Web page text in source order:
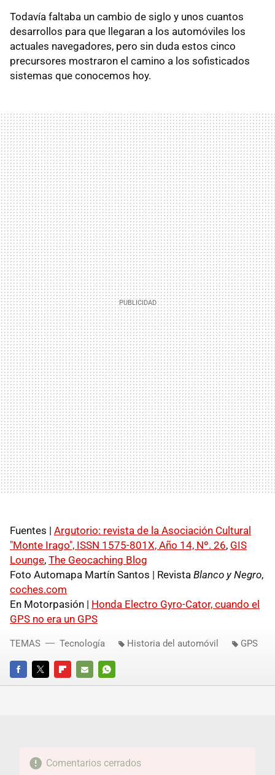
Todavía faltaba un cambio de siglo y unos cuantos
desarrollos para que llegaran a los automóviles los
actuales navegadores, pero sin duda estos cinco
precursores mostraron el camino a los sofisticados
sistemas que conocemos hoy.
Fuentes | Argutorio: revista de la Asociación Cultural
"Monte Irago", ISSN 1575-801X, Año 14, Nº. 26, GIS
Lounge, The Geocaching Blog
Foto Automapa Martín Santos | Revista Blanco y Negro,
coches.com
En Motorpasión | Honda Electro Gyro-Cator, cuando el
GPS no era un GPS
FACEBOOKTWITTERFLIPBOARD
E-
WHATSAPP
TEMAS Tecnología Historia del automóvil GPS
Comentarios cerrados